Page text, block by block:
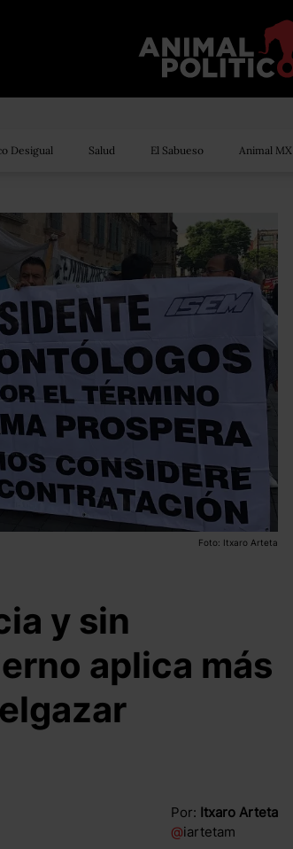
Desigual Salud El Sabueso Animal MX
Foto: Itxaro Arteta
y sin
aplica más
Por: Itxaro Arteta
@iartetam